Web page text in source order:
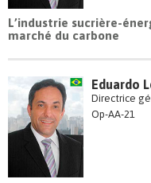
L’industrie sucrière-
marché du carbone
Eduardo
Directrice
Op-AA-21